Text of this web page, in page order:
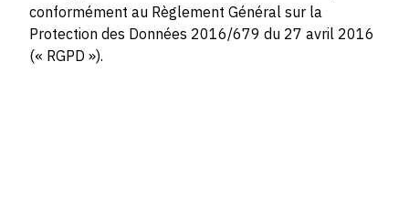
conformément au Règlement Général sur la
Protection des Données 2016/679 du 27 avril 2016
(« RGPD »).